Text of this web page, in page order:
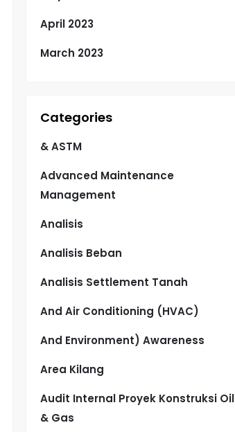
April 2023
March 2023
Categories
& ASTM
Advanced Maintenance
Management
Analisis
Analisis Beban
Analisis Settlement Tanah
And Air Conditioning (HVAC)
And Environment) Awareness
Area Kilang
Audit Internal Proyek Konstruksi Oil
& Gas